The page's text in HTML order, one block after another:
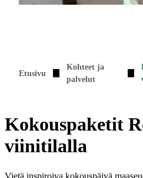
Etusivu
Kohteet ja
palvelut
Kokouspaketit
viinitilalla